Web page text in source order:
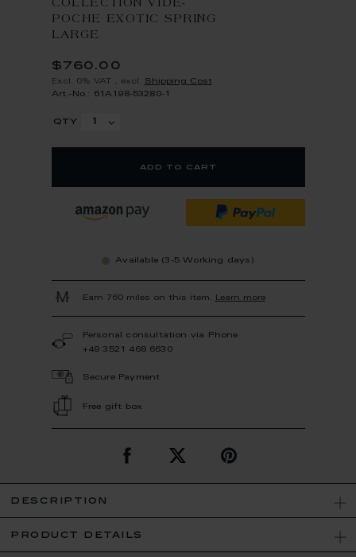
COLLECTION VIDE-
POCHE EXOTIC SPRING
LARGE
$760.00
Excl. 0% VAT excl. Shipping Cost
Art.-No.: 61A198-53280-1
qty
add to cart
Available (3-5 Working days)
Earn 760 miles on this item. Learn more
Personal consultation via Phone
+49 3521 468 6630
Secure Payment
Free gift box
description
product details